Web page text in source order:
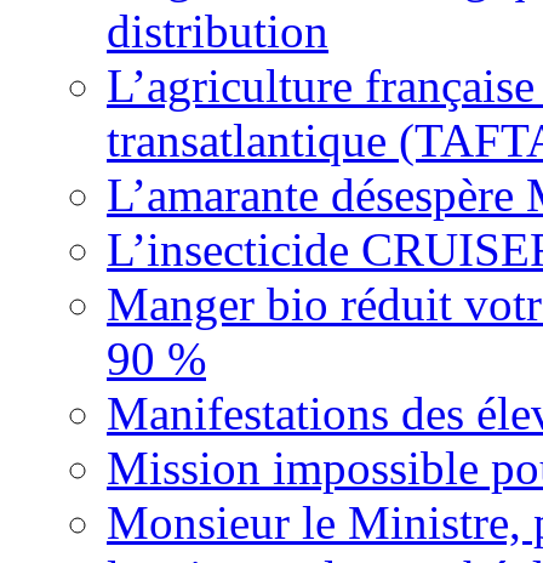
distribution
L’agriculture
transatlantique
L’amarante désespère
L’insecticide
Manger bio réduit
90 %
Manifestations des
Mission impossible
Monsieur le Ministre,